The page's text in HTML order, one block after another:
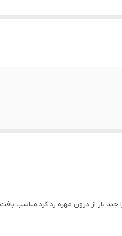
بار از درون مهره رد کرد.مناسب بافت